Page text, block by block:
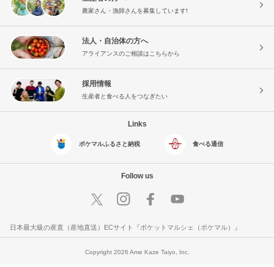
農家さん・漁師さんを募集しています!
法人・自治体の方へ
アライアンスのご相談はこちらから
採用情報
生産者と食べる人をつなぎたい
Links
ポケマルふるさと納税 食べる通信
Follow us
日本最大級の産直（産地直送）ECサイト『ポケットマルシェ（ポケマル）』
Copyright 2026 Ame Kaze Taiyo, Inc.